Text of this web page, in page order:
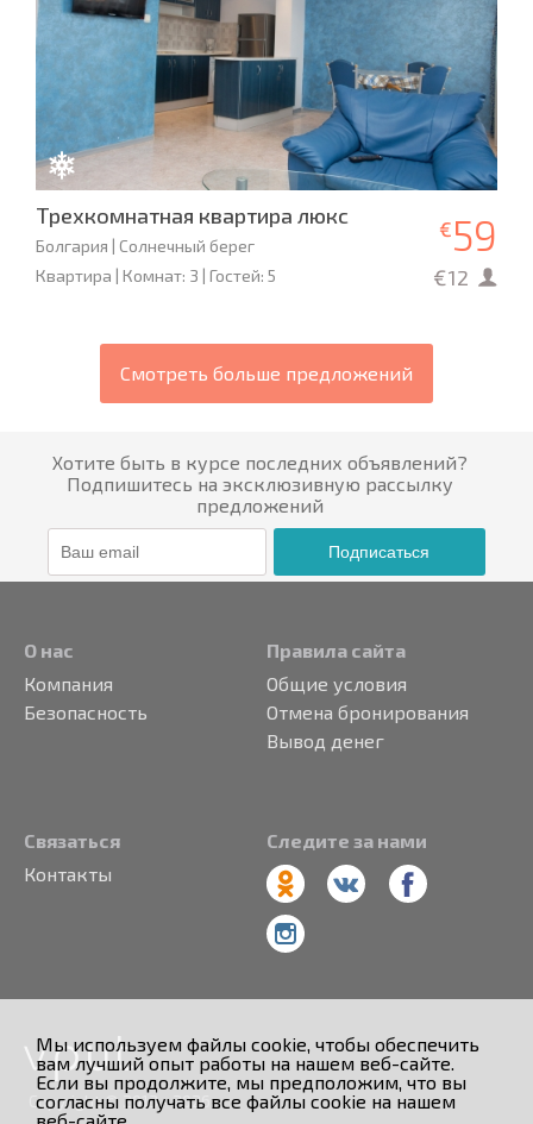
Трехкомнатная квартира люкс
Болгария | Солнечный берег
Квартира | Комнат: 3 | Гостей: 5
€59
€12
Смотреть больше предложений
Мы используем файлы cookie, чтобы обеспечить
вам лучший опыт работы на нашем веб-сайте.
Если вы продолжите, мы предположим, что вы
согласны получать все файлы cookie на нашем
Хотите быть в курсе последних объявлений?
Подпишитесь на эксклюзивную рассылку
предложений
Подписаться
О нас
Компания
Безопасность
Правила сайта
Общие условия
Отмена бронирования
Вывод денег
Связаться
Контакты
Следите за нами
Copyright © 2013 - 2026